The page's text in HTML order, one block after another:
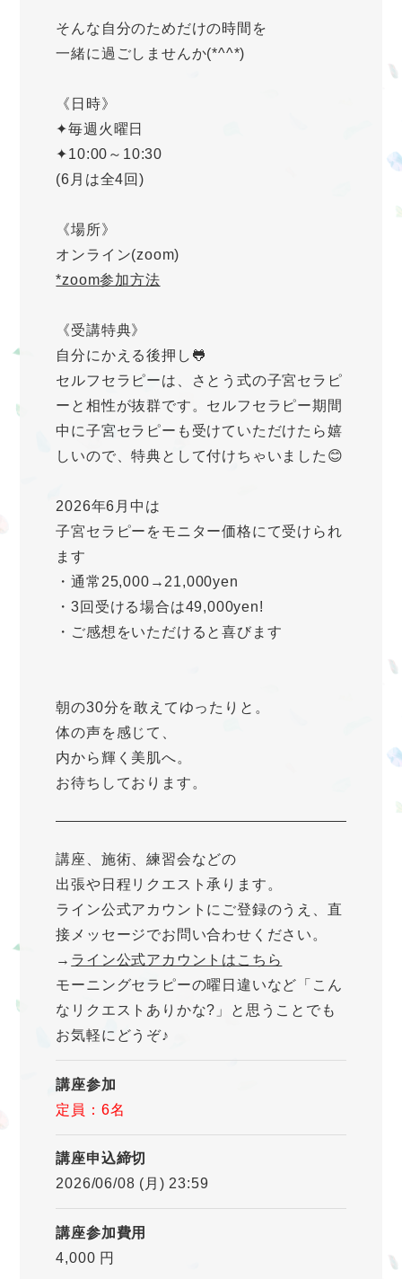
そんな自分のためだけの時間を
一緒に過ごしませんか(*^^*)
《日時》
✦毎週火曜日
✦10:00～10:30
(6月は全4回)
《場所》
オンライン(zoom)
*zoom参加方法
《受講特典》
自分にかえる後押し🐸
セルフセラピーは、さとう式の子宮セラピ
ーと相性が抜群です。セルフセラピー期間
中に子宮セラピーも受けていただけたら嬉
しいので、特典として付けちゃいました😊
2026年6月中は
子宮セラピーをモニター価格にて受けられ
ます
・通常25,000→21,000yen
・3回受ける場合は49,000yen!
・ご感想をいただけると喜びます
朝の30分を敢えてゆったりと。
体の声を感じて、
内から輝く美肌へ。
お待ちしております。
講座、施術、練習会などの
出張や日程リクエスト承ります。
ライン公式アカウントにご登録のうえ、直
接メッセージでお問い合わせください。
→ ライン公式アカウントはこちら
モーニングセラピーの曜日違いなど「こん
なリクエストありかな?」と思うことでも
お気軽にどうぞ♪
講座参加
定員：6名
講座申込締切
2026/06/08 (月) 23:59
講座参加費用
4,000 円